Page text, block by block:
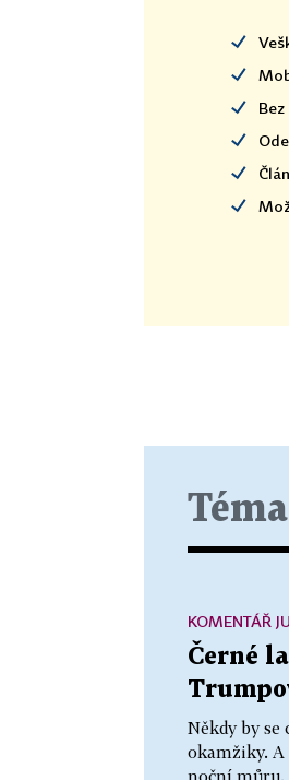
Černé
Někdy by
okamžiky. A
noční můru.
KOMENTÁŘ